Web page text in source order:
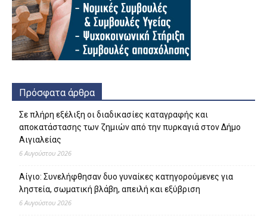
Πρόσφατα άρθρα
Σε πλήρη εξέλιξη οι διαδικασίες καταγραφής και
αποκατάστασης των ζημιών από την πυρκαγιά στον Δήμο
Αιγιαλείας
6 Αυγούστου 2026
Αίγιο: Συνελήφθησαν δυο γυναίκες κατηγορούμενες για
ληστεία, σωματική βλάβη, απειλή και εξύβριση
6 Αυγούστου 2026